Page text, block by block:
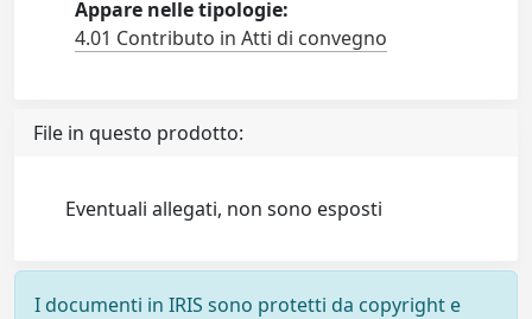
Appare nelle tipologie:
4.01 Contributo in Atti di convegno
File in questo prodotto:
Eventuali allegati, non sono esposti
I documenti in IRIS sono protetti da copyright e